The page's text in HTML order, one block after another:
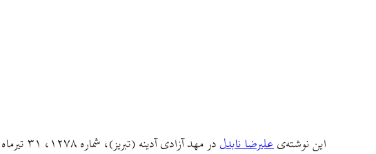
این نوشته‌یعلیرضا نابدل در مهد آزادی آدینه (تبریز)، شماره ١٢٧٨، ٣١ تیرماه ١٣٤٥ [شمسی] ص ٦و٧ چاپ شده است اما موضوع آن در این روزهای خاورمیانه هنوز تازگی و اهمیت دارد.